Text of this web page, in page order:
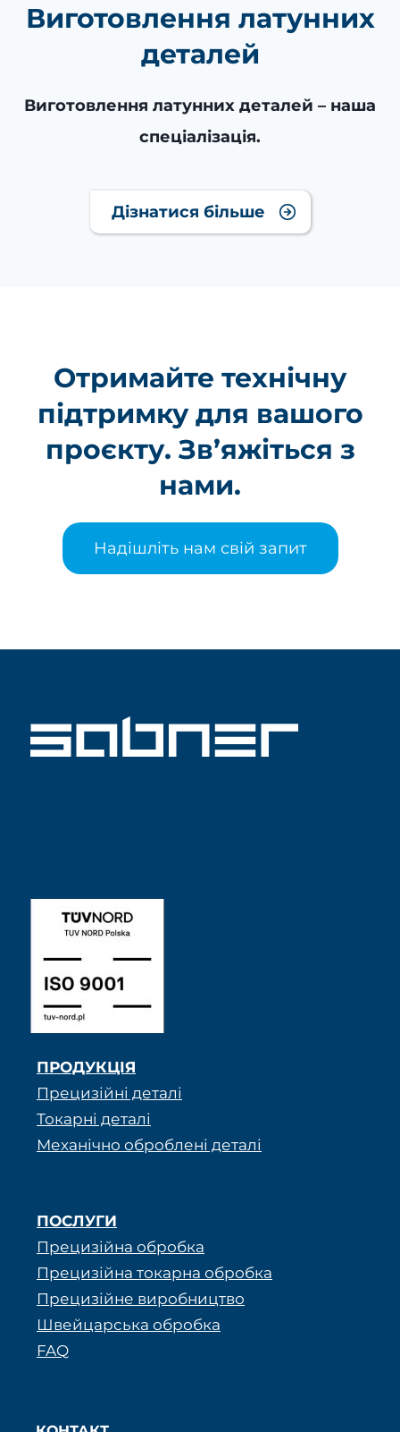
Виготовлення латунних
деталей
Виготовлення латунних деталей – наша
спеціалізація.
Дізнатися більше
Отримайте технічну
підтримку для вашого
проєкту. Зв’яжіться з
нами.
Надішліть нам свій запит
ПРОДУКЦІЯ
Прецизійні деталі
Токарні деталі
Механічно оброблені деталі
ПОСЛУГИ
Прецизійна обробка
Прецизійна токарна обробка
Прецизійне виробництво
Швейцарська обробка
FAQ